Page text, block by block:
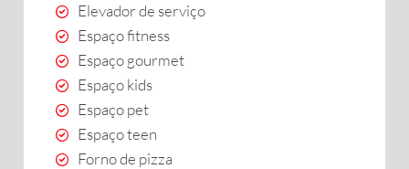
Elevador de serviço
Espaço fitness
Espaço gourmet
Espaço kids
Espaço pet
Espaço teen
Forno de pizza